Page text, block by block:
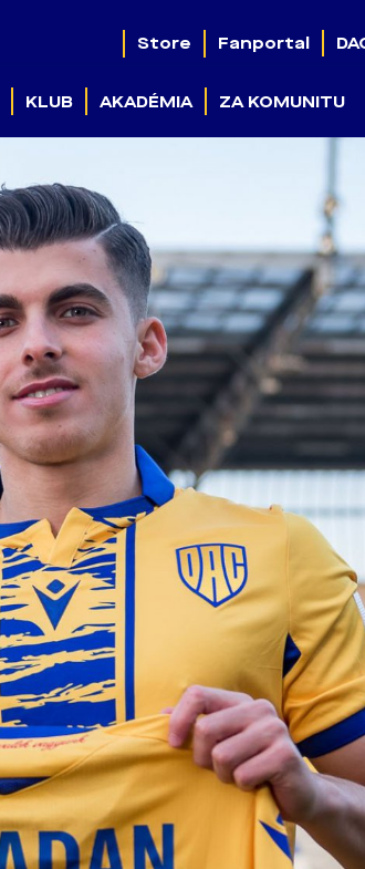
Store Fanportal
KLUB AKADÉMIA ZA KOMUNITU